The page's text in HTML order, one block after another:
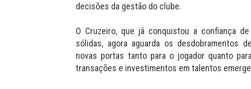
decisões da gestão do clube.
O Cruzeiro, que já conquistou a confiança
sólidas, agora aguarda os desdobramentos
novas portas tanto para o jogador quanto
transações e investimentos em talentos